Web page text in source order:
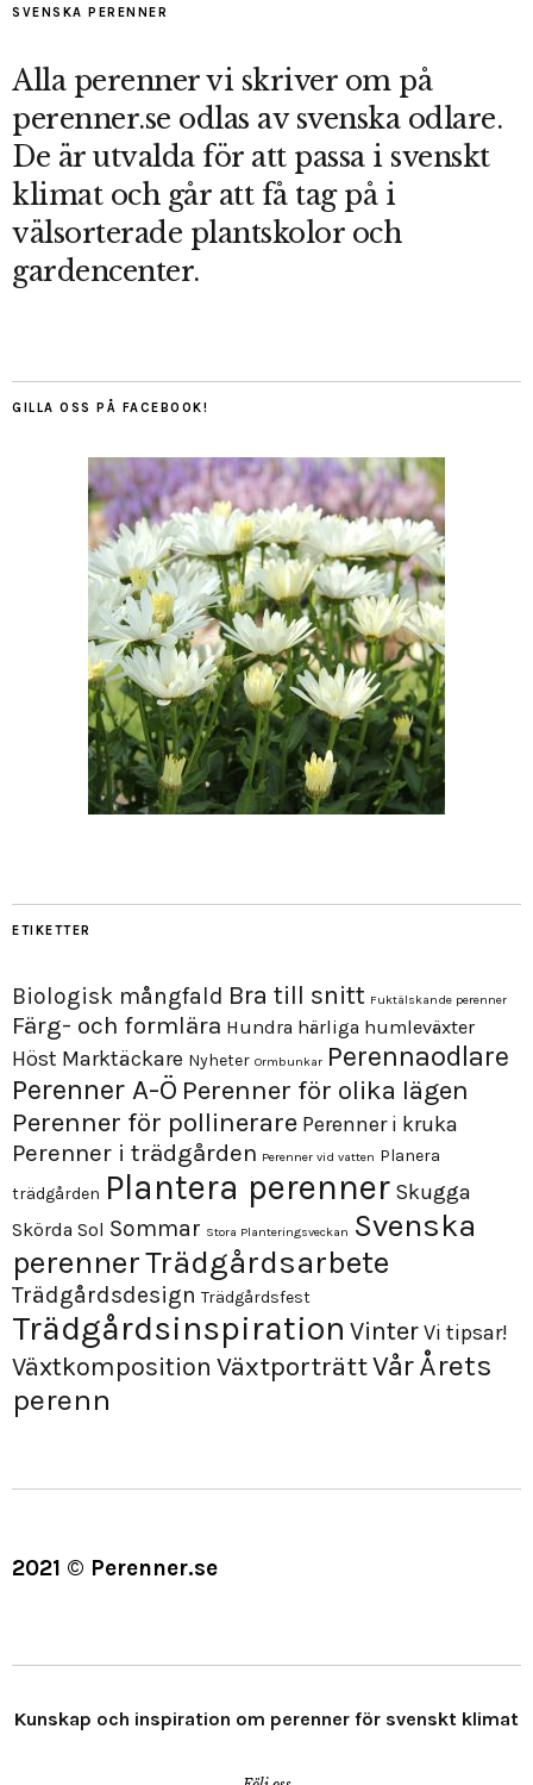
SVENSKA PERENNER
Alla perenner vi skriver om på
perenner.se odlas av svenska odlare.
De är utvalda för att passa i svenskt
klimat och går att få tag på i
välsorterade plantskolor och
gardencenter.
GILLA OSS PÅ FACEBOOK!
ETIKETTER
Biologisk mångfald Bra till snitt Fuktälskande perenner
Färg- och formlära Hundra härliga humleväxter
Höst Marktäckare Nyheter Ormbunkar Perennaodlare
Perenner A-Ö Perenner för olika lägen
Perenner för pollinerare Perenner i kruka
Perenner i trädgården Perenner vid vatten Planera
trädgården Plantera perenner Skugga
Skörda Sol Sommar Stora Planteringsveckan Svenska
perennerTrädgårdsarbete
Trädgårdsdesign Trädgårdsfest
Trädgårdsinspiration VinterVi tipsar!
Växtkomposition VäxtporträttVårÅrets
perenn
2021 © Perenner.se
Kunskap och inspiration om perenner för svenskt klimat